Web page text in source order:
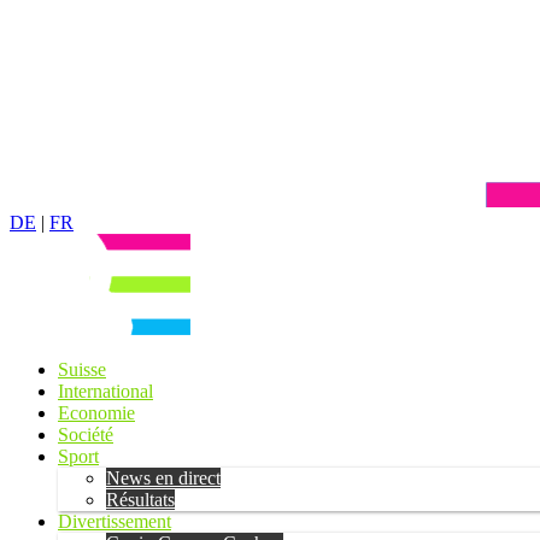
DE | FR
Suisse
International
Economie
Société
Sport
News en direct
Résultats
Divertissement